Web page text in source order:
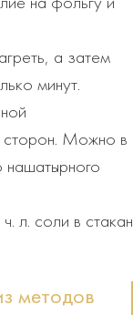
на фольгу и
а затем
минут.
сторон. Можно в
л. соли в стакан
методов